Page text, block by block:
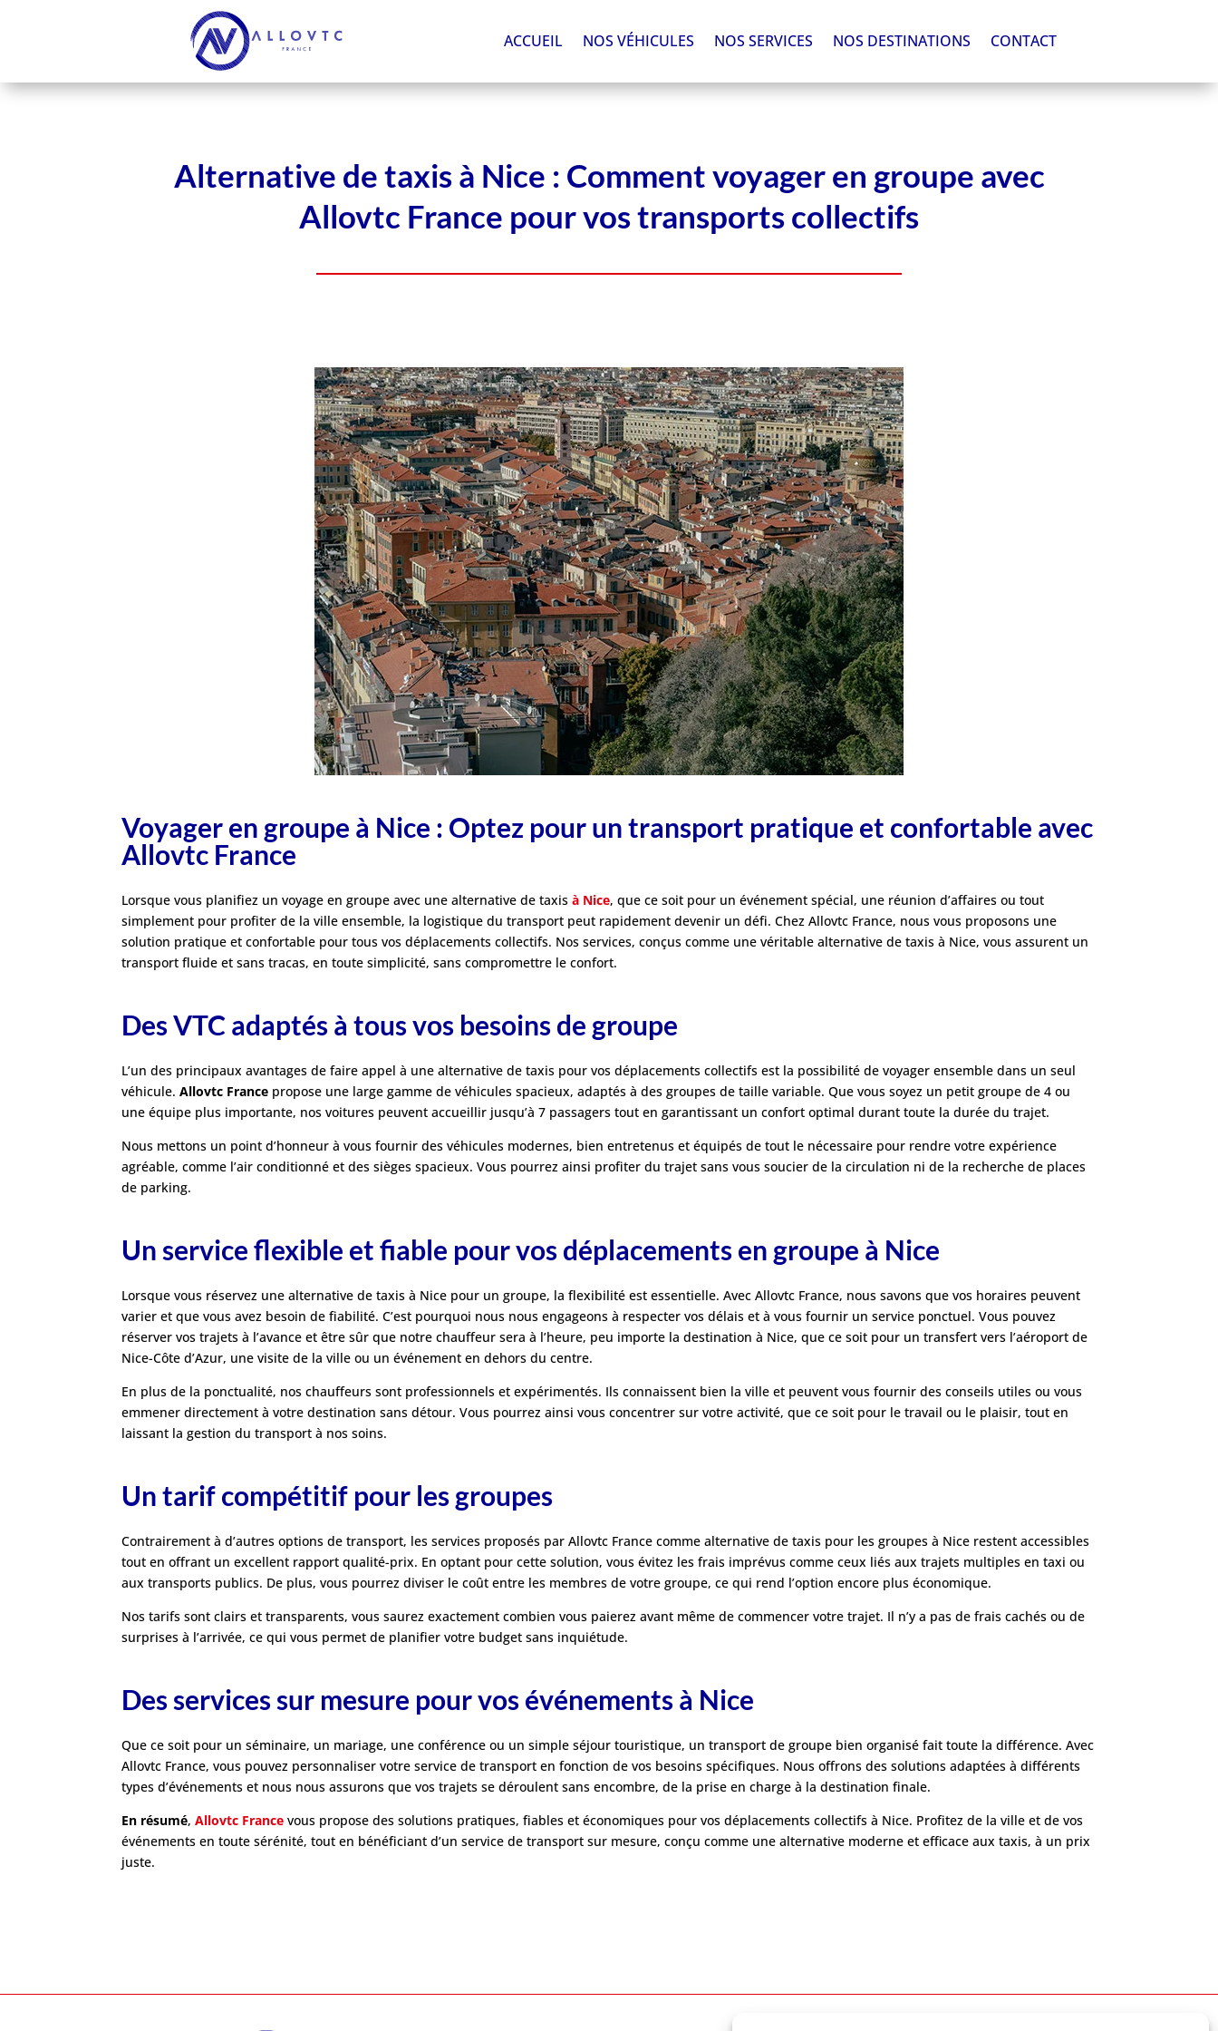
ACCUEIL NOS VÉHICULES NOS SERVICES NOS DESTINATIONS CONTACT
Alternative de taxis à Nice : Comment voyager en groupe avec
Allovtc France pour vos transports collectifs
Voyager en groupe à Nice : Optez pour un transport pratique et confortable avec
Allovtc France
Lorsque vous planifiez un voyage en groupe avec une alternative de taxisà Nice, que ce soit pour un événement spécial, une réunion d’affaires ou tout
simplement pour profiter de la ville ensemble, la logistique du transport peut rapidement devenir un défi. Chez Allovtc France, nous vous proposons une
solution pratique et confortable pour tous vos déplacements collectifs. Nos services, conçus comme une véritable alternative de taxis à Nice, vous assurent un
transport fluide et sans tracas, en toute simplicité, sans compromettre le confort.
Des VTC adaptés à tous vos besoins de groupe
L’un des principaux avantages de faire appel à une alternative de taxis pour vos déplacements collectifs est la possibilité de voyager ensemble dans un seul
véhicule.Allovtc France propose une large gamme de véhicules spacieux, adaptés à des groupes de taille variable. Que vous soyez un petit groupe de 4 ou
une équipe plus importante, nos voitures peuvent accueillir jusqu’à 7 passagers tout en garantissant un confort optimal durant toute la durée du trajet.
Nous mettons un point d’honneur à vous fournir des véhicules modernes, bien entretenus et équipés de tout le nécessaire pour rendre votre expérience
agréable, comme l’air conditionné et des sièges spacieux. Vous pourrez ainsi profiter du trajet sans vous soucier de la circulation ni de la recherche de places
de parking.
Un service flexible et fiable pour vos déplacements en groupe à Nice
Lorsque vous réservez une alternative de taxis à Nice pour un groupe, la flexibilité est essentielle. Avec Allovtc France, nous savons que vos horaires peuvent
varier et que vous avez besoin de fiabilité. C’est pourquoi nous nous engageons à respecter vos délais et à vous fournir un service ponctuel. Vous pouvez
réserver vos trajets à l’avance et être sûr que notre chauffeur sera à l’heure, peu importe la destination à Nice, que ce soit pour un transfert vers l’aéroport de
Nice-Côte d’Azur, une visite de la ville ou un événement en dehors du centre.
En plus de la ponctualité, nos chauffeurs sont professionnels et expérimentés. Ils connaissent bien la ville et peuvent vous fournir des conseils utiles ou vous
emmener directement à votre destination sans détour. Vous pourrez ainsi vous concentrer sur votre activité, que ce soit pour le travail ou le plaisir, tout en
laissant la gestion du transport à nos soins.
Un tarif compétitif pour les groupes
Contrairement à d’autres options de transport, les services proposés par Allovtc France comme alternative de taxis pour les groupes à Nice restent accessibles
tout en offrant un excellent rapport qualité-prix. En optant pour cette solution, vous évitez les frais imprévus comme ceux liés aux trajets multiples en taxi ou
aux transports publics. De plus, vous pourrez diviser le coût entre les membres de votre groupe, ce qui rend l’option encore plus économique.
Nos tarifs sont clairs et transparents, vous saurez exactement combien vous paierez avant même de commencer votre trajet. Il n’y a pas de frais cachés ou de
surprises à l’arrivée, ce qui vous permet de planifier votre budget sans inquiétude.
Des services sur mesure pour vos événements à Nice
Que ce soit pour un séminaire, un mariage, une conférence ou un simple séjour touristique, un transport de groupe bien organisé fait toute la différence. Avec
Allovtc France, vous pouvez personnaliser votre service de transport en fonction de vos besoins spécifiques. Nous offrons des solutions adaptées à différents
types d’événements et nous nous assurons que vos trajets se déroulent sans encombre, de la prise en charge à la destination finale.
En résumé,Allovtc France vous propose des solutions pratiques, fiables et économiques pour vos déplacements collectifs à Nice. Profitez de la ville et de vos
événements en toute sérénité, tout en bénéficiant d’un service de transport sur mesure, conçu comme une alternative moderne et efficace aux taxis, à un prix
juste.